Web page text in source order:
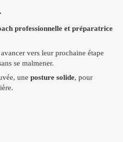
professionnelle et préparatrice
vers leur prochaine étape
se malmener.
une posture solide, pour